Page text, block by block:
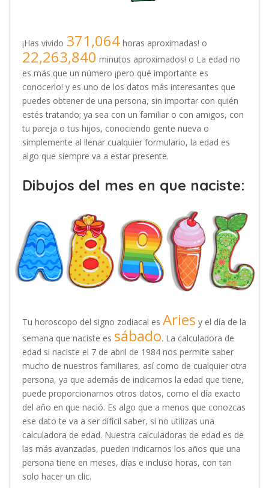
¡Has vivido 371,064 horas aproximadas! o
22,263,840 minutos aproximados! o La edad no
es más que un número ¡pero qué importante es
conocerlo! y es uno de los datos más interesantes que
puedes obtener de una persona, sin importar con quién
estés tratando; ya sea con un familiar o con amigos, con
tu pareja o tus hijos, conociendo gente nueva o
simplemente al llenar cualquier formulario, la edad es
algo que siempre va a estar presente.
Dibujos del mes en que naciste:
Tu horoscopo del signo zodiacal es Aries y el día de la
semana que naciste es sábado. La calculadora de
edad si naciste el 7 de abril de 1984 nos permite saber
mucho de nuestros familiares, así como de cualquier otra
persona, ya que además de indicarnos la edad que tiene,
puede proporcionarnos otros datos, como el día exacto
del año en que nació. Es algo que a menos que conozcas
ese dato te va a ser difícil saber, si no utilizas una
calculadora de edad. Nuestra calculadoras de edad es de
las más avanzadas, pueden indicarnos los años que una
persona tiene en meses, días e incluso horas, con tan
solo hacer un clic.